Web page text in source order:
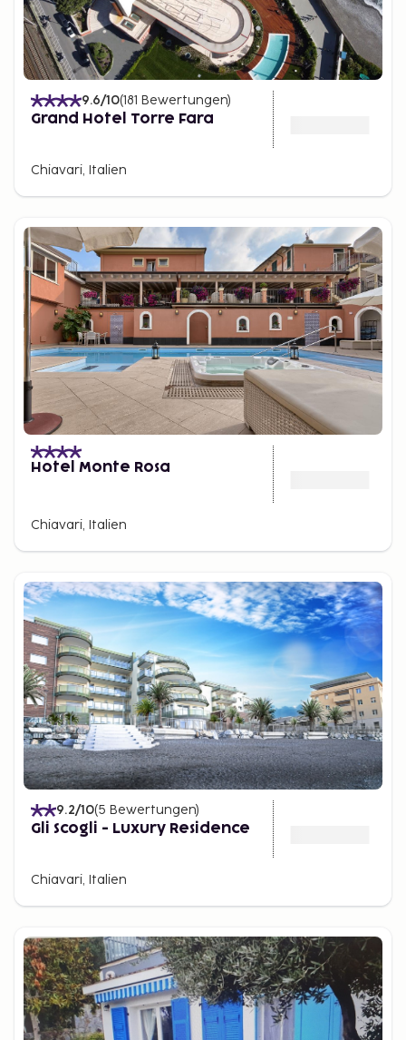
9.6/10(181 Bewertungen)
Grand Hotel Torre Fara
Chiavari, Italien
Hotel Monte Rosa
Chiavari, Italien
9.2/10(5 Bewertungen)
Gli Scogli - Luxury Residence
Chiavari, Italien